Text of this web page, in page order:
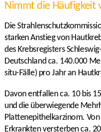
Nimmt die Häufigkeit
Die
starken Anstieg von
des Krebsregisters
Deutschland ca. 140.000
situ-Fälle) pro Jahr an
Davon entfallen ca. 10 bis
und die überwiegende
Plattenepithelkarzinom.
Erkrankten versterben ca.